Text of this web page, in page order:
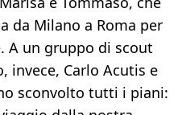
da Milano a Roma per
A un gruppo di scout
invece, Carlo Acutis e
sconvolto tutti i piani: